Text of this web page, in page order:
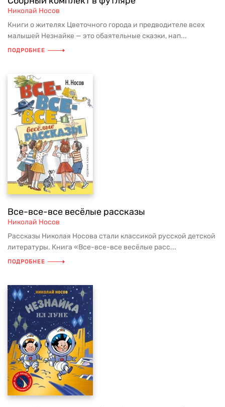
Николай Носов
Книги о жителях Цветочного города и предводителе всех
малышей Незнайке — это обаятельные сказки, нап...
ПОДРОБНЕЕ
Все-все-все весёлые рассказы
Николай Носов
Рассказы Николая Носова стали классикой русской детской
литературы. Книга «Все-все-все весёлые расс...
ПОДРОБНЕЕ